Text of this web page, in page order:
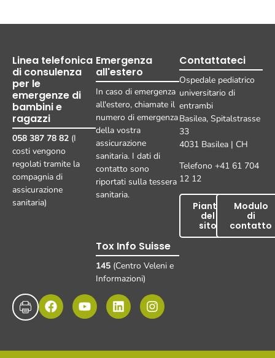
Linea telefonica
di consulenza
per le
emergenze di
bambini e
ragazzi
058 387 78 82 (I
costi vengono
regolati tramite la
compagnia di
assicurazione
sanitaria)
Emergenza
all'estero
In caso di emergenza
all'estero, chiamate il
numero di emergenza
della vostra
assicurazione
sanitaria. I dati di
contatto sono
riportati sulla tessera
sanitaria.
Tox Info Suisse
145 (Centro Veleni e
Informazioni)
Contattateci
Ospedale pediatrico
universitario di
entrambi
Basilea, Spitalstrasse
33
4031 Basilea | CH
Telefono +41 61 704
12 12
Pianta
del
sito
Modulo
di
contatto